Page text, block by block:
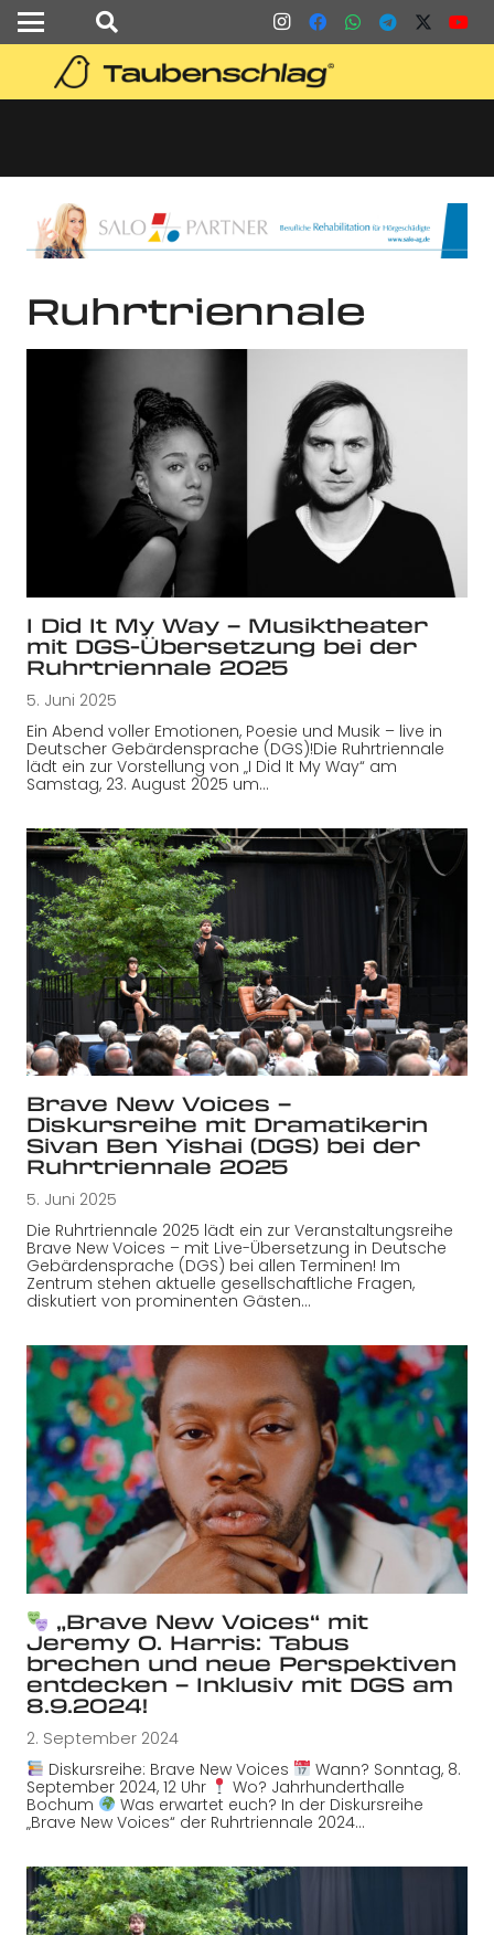
Ruhrtriennale
I Did It My Way – Musiktheater
mit DGS-Übersetzung bei der
Ruhrtriennale 2025
5. Juni 2025
Ein Abend voller Emotionen, Poesie und Musik – live in
Deutscher Gebärdensprache (DGS)!Die Ruhrtriennale
lädt ein zur Vorstellung von „I Did It My Way“ am
Samstag, 23. August 2025 um…
Brave New Voices –
Diskursreihe mit Dramatikerin
Sivan Ben Yishai (DGS) bei der
Ruhrtriennale 2025
5. Juni 2025
Die Ruhrtriennale 2025 lädt ein zur Veranstaltungsreihe
Brave New Voices – mit Live-Übersetzung in Deutsche
Gebärdensprache (DGS) bei allen Terminen! Im
Zentrum stehen aktuelle gesellschaftliche Fragen,
diskutiert von prominenten Gästen…
„Brave New Voices“ mit
Jeremy O. Harris: Tabus
brechen und neue Perspektiven
entdecken – Inklusiv mit DGS am
8.9.2024!
2. September 2024
Diskursreihe: Brave New Voices
Wann? Sonntag, 8.
September 2024, 12 Uhr
Wo? Jahrhunderthalle
Bochum
Was erwartet euch? In der Diskursreihe
„Brave New Voices“ der Ruhrtriennale 2024…